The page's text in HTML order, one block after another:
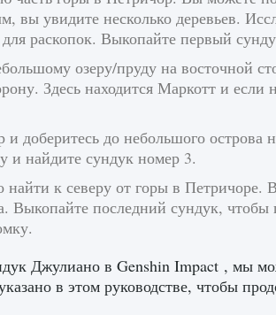
увидите несколько деревьев.
раскопок. Выкопайте первый
озеру/пруду на восточной
Здесь находится Маркотт и если
до небольшого острова
и найдите сундук номер 3.
к северу от горы в Петричоре.
Выкопайте последний сундук, чтобы
Джулиано в Genshin Impact , мы
в этом руководстве, чтобы